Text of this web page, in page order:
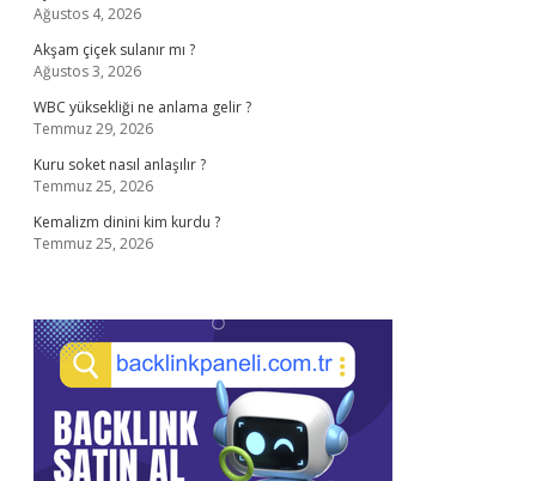
Ağustos 4, 2026
Akşam çiçek sulanır mı ?
Ağustos 3, 2026
WBC yüksekliği ne anlama gelir ?
Temmuz 29, 2026
Kuru soket nasıl anlaşılır ?
Temmuz 25, 2026
Kemalizm dinini kim kurdu ?
Temmuz 25, 2026